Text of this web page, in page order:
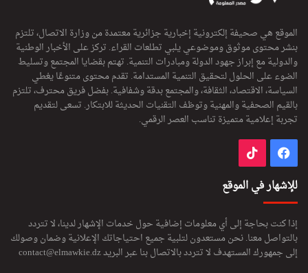
الموقع هي صحيفة إلكترونية إخبارية جزائرية معتمدة من وزارة الاتصال، تلتزم
بنشر محتوى موثوق وموضوعي يلبي تطلعات القراء. تركز على الأخبار الوطنية
والدولية مع إبراز جهود الدولة ومبادرات التنمية. تهتم بقضايا المجتمع وتسليط
الضوء على الحلول لتحقيق التنمية المستدامة. تقدم محتوى متنوعًا يغطي
السياسة، الاقتصاد، الثقافة، والمجتمع بدقة وشفافية. بفضل فريق محترف، تلتزم
بالقيم الصحفية والمهنية وتوظف التقنيات الحديثة للابتكار. تسعى لتقديم
تجربة إعلامية متميزة تناسب العصر الرقمي.
فيسبوك
للإشهار في الموقع
إذا كنت بحاجة إلى أي معلومات إضافية حول خدمات الإشهار لدينا، لا تتردد
بالتواصل معنا. نحن مستعدون لتلبية جميع احتياجاتك الإعلانية وضمان وصولك
إلى جمهورك المستهدف لا تتردد بالاتصال بنا عبر البريدcontact@elmawkie.dz